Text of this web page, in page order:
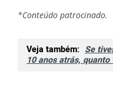
*Conteúdo patrocinado.
Veja também: Se
10 anos atrás,